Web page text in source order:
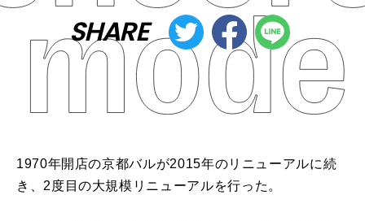
SHARE
1970年開店の京都バルが2015年のリニューアルに続
き、 2度目の大規模リニューアルを行った。